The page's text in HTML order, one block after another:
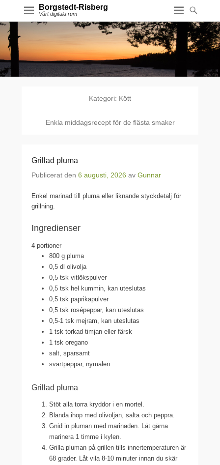
Borgstedt-Risberg
Vårt digitala rum
Kategori: Kött
Enkla middagsrecept för de flästa smaker
Grillad pluma
Publicerat den 6 augusti, 2026 av Gunnar
Enkel marinad till pluma eller liknande styckdetalj för
grillning.
Ingredienser
4 portioner
800 g pluma
0,5 dl olivolja
0,5 tsk vitlökspulver
0,5 tsk hel kummin, kan uteslutas
0,5 tsk paprikapulver
0,5 tsk rosépeppar, kan uteslutas
0,5-1 tsk mejram, kan uteslutas
1 tsk torkad timjan eller färsk
1 tsk oregano
salt, sparsamt
svartpeppar, nymalen
Grillad pluma
Stöt alla torra kryddor i en mortel.
Blanda ihop med olivoljan, salta och peppra.
Gnid in pluman med marinaden. Låt gärna
marinera 1 timme i kylen.
Grilla pluman på grillen tills innertemperaturen är
68 grader. Låt vila 8-10 minuter innan du skär